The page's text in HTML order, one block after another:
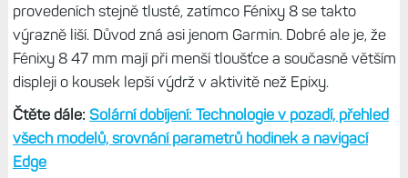
provedeních stejně tlusté, zatímco Fénixy 8 se takto
výrazně liší. Důvod zná asi jenom Garmin. Dobré ale je, že
Fénixy 8 47 mm mají při menší tloušťce a současně větším
displeji o kousek lepší výdrž v aktivitě než Epixy.
Čtěte dále: Solární dobíjení: Technologie v pozadí, přehled
všech modelů, srovnání parametrů hodinek a navigací
Edge